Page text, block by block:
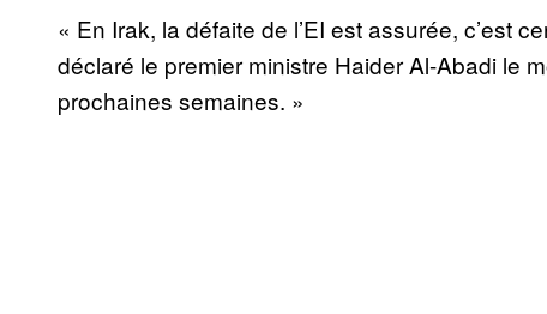
« En Irak, la défaite de l’EI est assurée, c’est
déclaré le premier ministre Haider Al-Abadi le
prochaines semaines. »